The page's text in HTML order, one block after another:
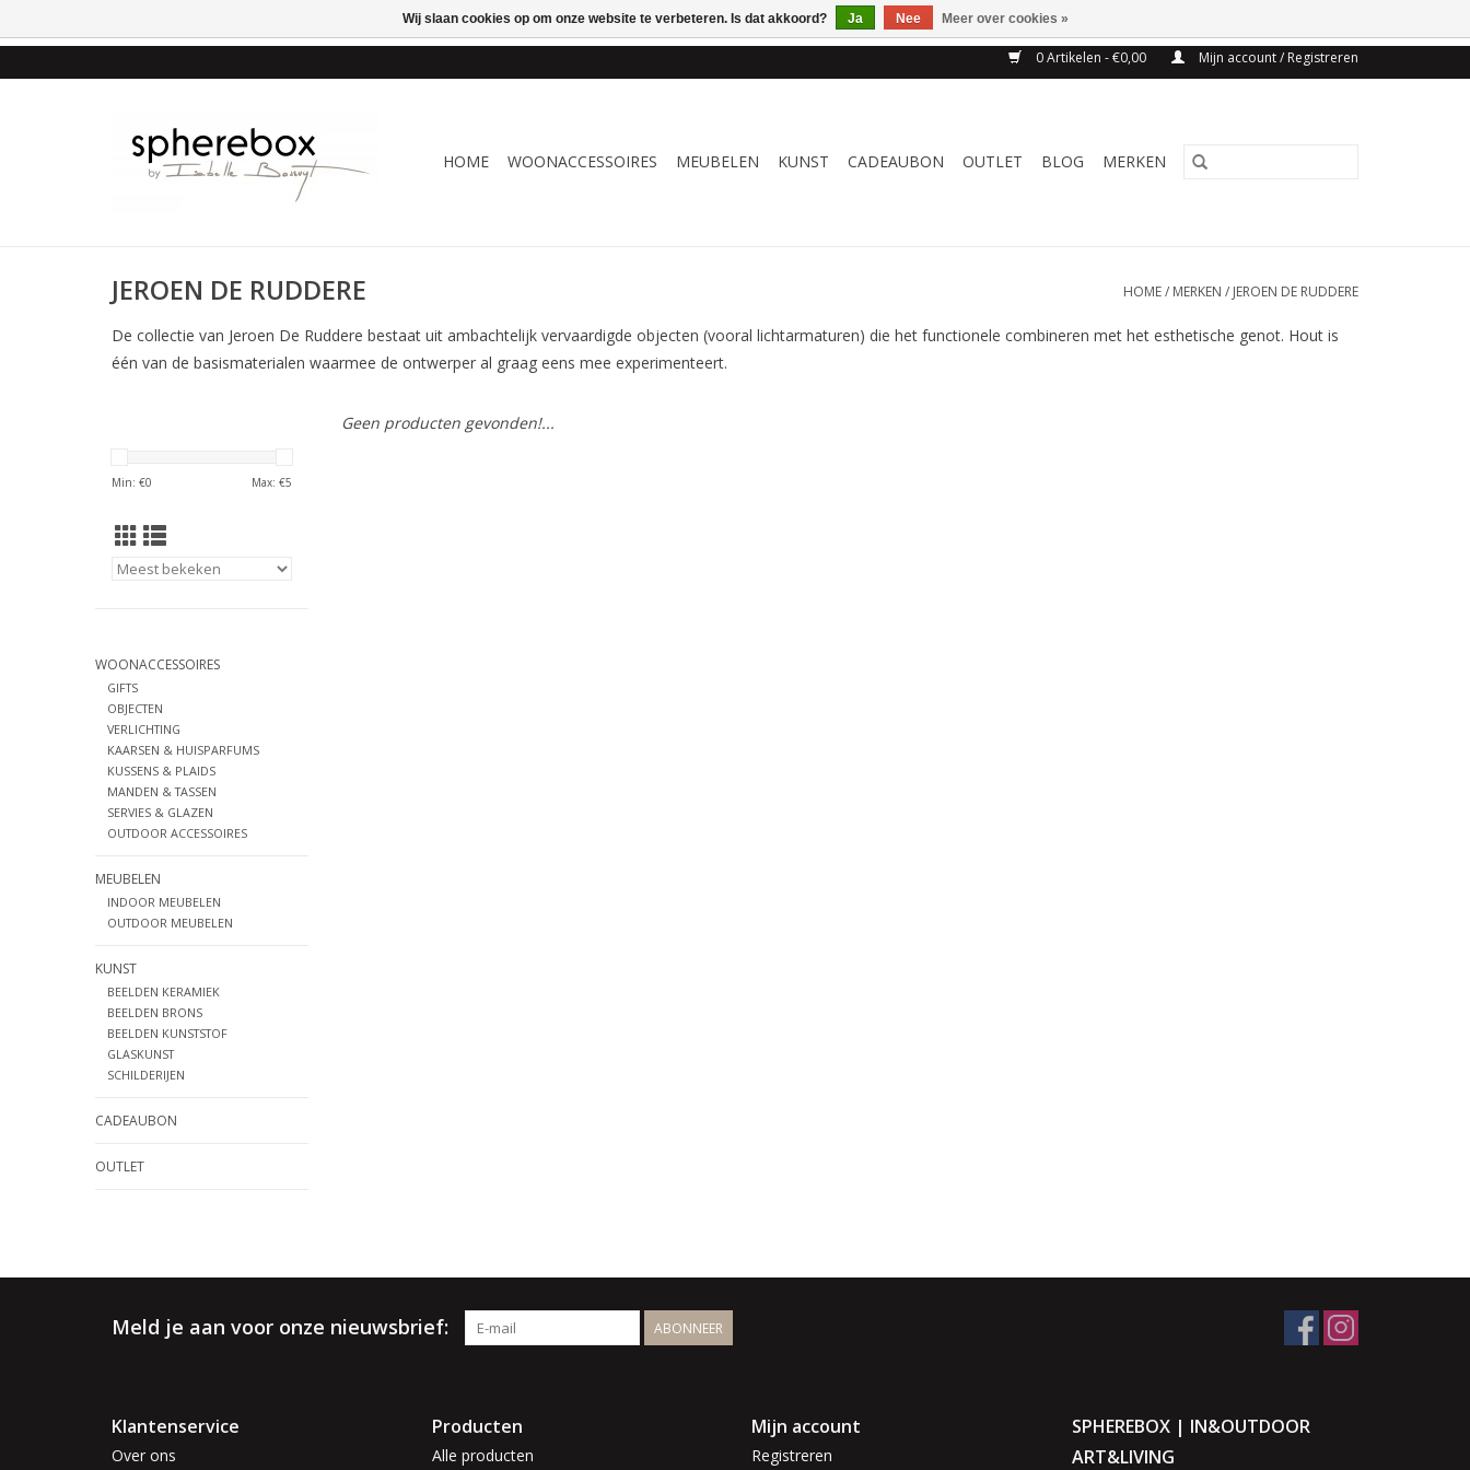
0 Artikelen - €0,00 Mijn account / Registreren
HOME WOONACCESSOIRES MEUBELEN KUNST CADEAUBON OUTLET BLOG MERKEN
JEROEN DE RUDDERE HOME/ MERKEN / JEROEN DE RUDDERE
De collectie van Jeroen De Ruddere bestaat uit ambachtelijk vervaardigde objecten (vooral lichtarmaturen) die het functionele combineren met het esthetische genot. Hout is
één van de basismaterialen waarmee de ontwerper al graag eens mee experimenteert.
Min: €0 Max: €5
WOONACCESSOIRES
GIFTS
OBJECTEN
VERLICHTING
KAARSEN & HUISPARFUMS
KUSSENS & PLAIDS
MANDEN & TASSEN
SERVIES & GLAZEN
OUTDOOR ACCESSOIRES
MEUBELEN
INDOOR MEUBELEN
OUTDOOR MEUBELEN
KUNST
BEELDEN KERAMIEK
BEELDEN BRONS
BEELDEN KUNSTSTOF
GLASKUNST
SCHILDERIJEN
CADEAUBON
OUTLET
Geen producten gevonden!...
Meld je aan voor onze nieuwsbrief: ABONNEER
Klantenservice
Over ons
Producten
Alle producten
Mijn account
Registreren
SPHEREBOX | IN&OUTDOOR
ART&LIVING
Wij slaan cookies op om onze website te verbeteren. Is dat akkoord? Ja Nee Meer over cookies »
ONLINE WINKEL VOOR WOONACCESSOIRES, MEUBELEN & KUNST – GRATIS VERZENDING BELGIE VANAF 75€